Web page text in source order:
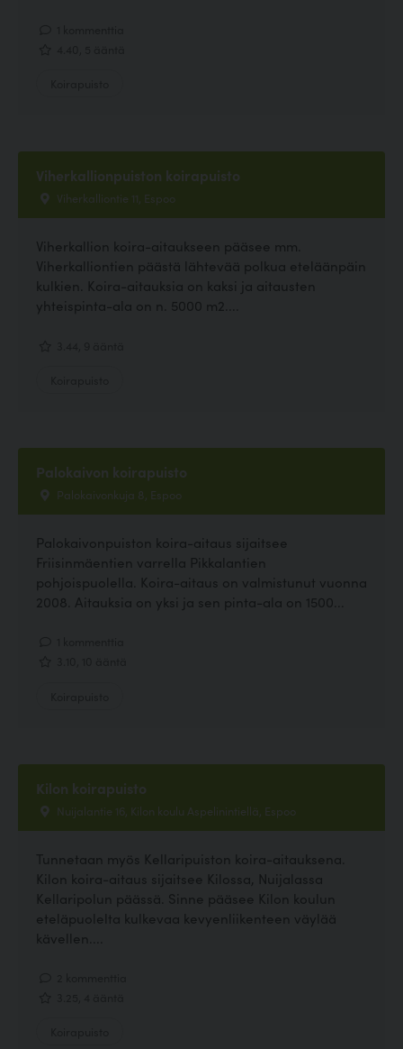
Viherkallionpuiston koirapuisto
Viherkalliontie 11, Espoo
Viherkallion koira-aitaukseen pääsee mm.
Viherkalliontien päästä lähtevää polkua eteläänpäin
kulkien. Koira-aitauksia on kaksi ja aitausten
yhteispinta-ala on n. 5000 m2....
Palokaivon koirapuisto
Palokaivonkuja 8, Espoo
Palokaivonpuiston koira-aitaus sijaitsee
Friisinmäentien varrella Pikkalantien
pohjoispuolella. Koira-aitaus on valmistunut vuonna
2008. Aitauksia on yksi ja sen pinta-ala on 1500...
Kilon koirapuisto
Nuijalantie 16, Kilon koulu Aspelinintiellä, Espoo
Tunnetaan myös Kellaripuiston koira-aitauksena.
Kilon koira-aitaus sijaitsee Kilossa, Nuijalassa
Kellaripolun päässä. Sinne pääsee Kilon koulun
eteläpuolelta kulkevaa kevyenliikenteen väylää
kävellen....